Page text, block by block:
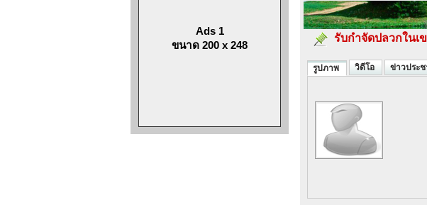
Ads 1
ขนาด 200 x 248
รับกำจัดปลวกในเ
รูปภาพ วิดีโอ ข่าวประ